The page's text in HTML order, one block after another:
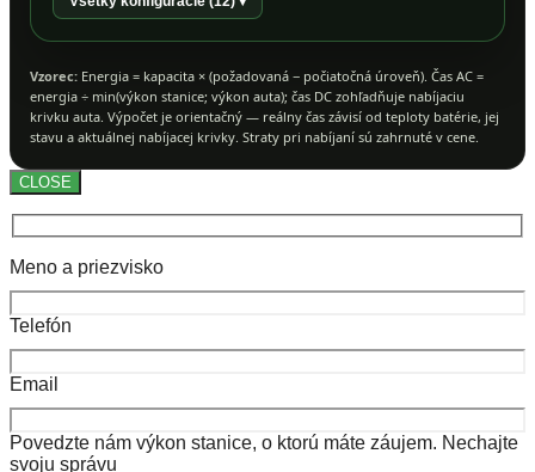
Vzorec: Energia = kapacita × (požadovaná − počiatočná úroveň). Čas AC =
energia ÷ min(výkon stanice; výkon auta); čas DC zohľadňuje nabíjaciu
krivku auta. Výpočet je orientačný — reálny čas závisí od teploty batérie, jej
stavu a aktuálnej nabíjacej krivky. Straty pri nabíjaní sú zahrnuté v cene.
CLOSE
Meno a priezvisko
Telefón
Email
Povedzte nám výkon stanice, o ktorú máte záujem. Nechajte
svoju správu